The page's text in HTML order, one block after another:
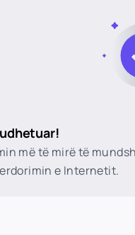
më të mirë të
e Internetit.